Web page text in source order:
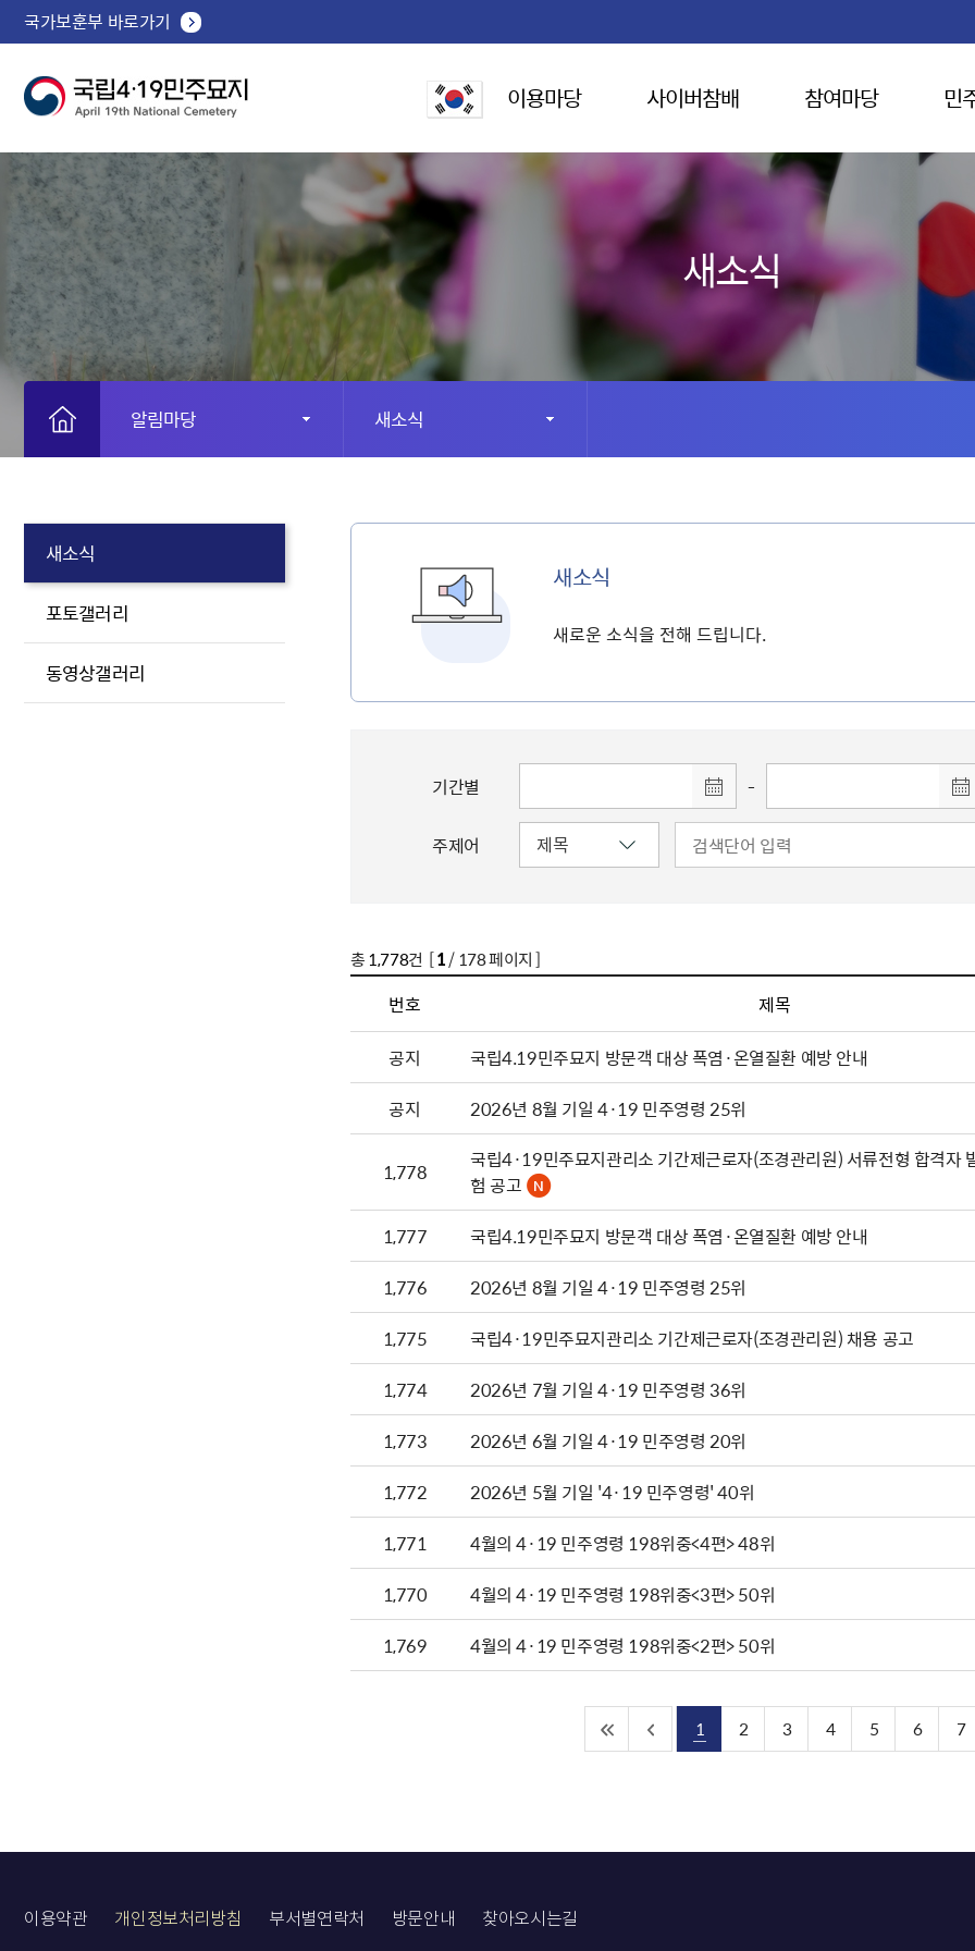
국가보훈부 바로가기
이용마당 사이버참배 참여마당 민
새소식
알림마당 새소식
새소식
포토갤러리
동영상갤러리
새소식
새로운 소식을 전해 드립니다.
기간별 -
주제어
총1,778건 [1/ 178 페이지 ]
번호 제목
공지
국립4.19민주묘지 방문객 대상 폭염·온열질환 예방 안내
공지
2026년 8월 기일 4·19 민주영령 25위
1,778
국립4·19민주묘지관리소 기간제근로자(조경관리원) 서류전형 합격자
험 공고
1,777
국립4.19민주묘지 방문객 대상 폭염·온열질환 예방 안내
1,776
2026년 8월 기일 4·19 민주영령 25위
1,775
국립4·19민주묘지관리소 기간제근로자(조경관리원) 채용 공고
1,774
2026년 7월 기일 4·19 민주영령 36위
1,773
2026년 6월 기일 4·19 민주영령 20위
1,772
2026년 5월 기일 '4·19 민주영령' 40위
1,771
4월의 4·19 민주영령 198위중<4편> 48위
1,770
4월의 4·19 민주영령 198위중<3편> 50위
1,769
4월의 4·19 민주영령 198위중<2편> 50위
1 2 3 4 5 6 7
이용약관 개인정보처리방침 부서별연락처 방문안내 찾아오시는길